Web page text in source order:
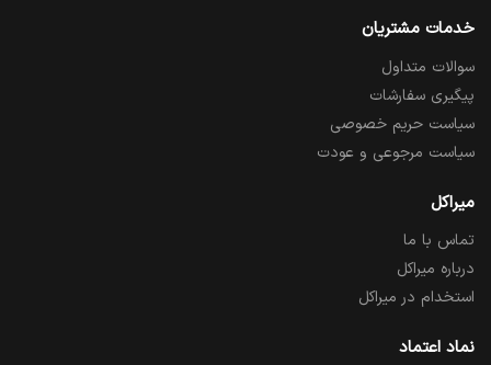
پایه سقفی
پرده نمایش
تبلت و موبایل تجهیزات پسیو شبکه
تلویزیون
درایو نوری
دستگاه ضبط تصاویر
رم کامپیوتر
خدمات مشتریان
سوالات متداول
پیگیری سفارشات
سیاست حریم خصوصی
سیاست مرجوعی و عودت
میراکل
تماس با ما
درباره میراکل
استخدام در میراکل
نماد اعتماد